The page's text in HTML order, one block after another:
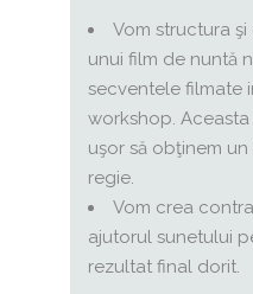
Vom structura
unui film de nuntă
secventele filmate
workshop.
uşor să obţinem
regie.
Vom crea
ajutorul sunetului
rezultat final dorit.